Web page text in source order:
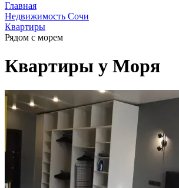
Главная
Недвижимость Сочи
Квартиры
Рядом с морем
Квартиры у Моря